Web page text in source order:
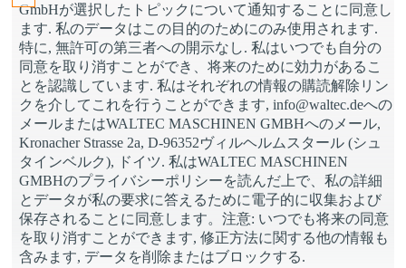
GmbHが選択したトピックについて通知することに同意し
ます. 私のデータはこの目的のためにのみ使用されます.
特に, 無許可の第三者への開示なし. 私はいつでも自分の
同意を取り消すことができ、将来のために効力があるこ
とを認識しています. 私はそれぞれの情報の購読解除リン
クを介してこれを行うことができます, info@waltec.deへの
メールまたはWALTEC MASCHINEN GMBHへのメール,
Kronacher Strasse 2a, D-96352ヴィルヘルムスタール (シュ
タインベルク), ドイツ. 私はWALTEC MASCHINEN
GMBHのプライバシーポリシーを読んだ上で、私の詳細
とデータが私の要求に答えるために電子的に収集および
保存されることに同意します。注意: いつでも将来の同意
を取り消すことができます, 修正方法に関する他の情報も
含みます, データを削除またはブロックする.